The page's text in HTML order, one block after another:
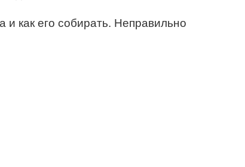
и как его собирать. Неправильно